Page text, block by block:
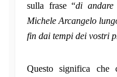
sulla frase “di andare
Michele Arcangelo
fin dai tempi dei vostri
Questo significa che